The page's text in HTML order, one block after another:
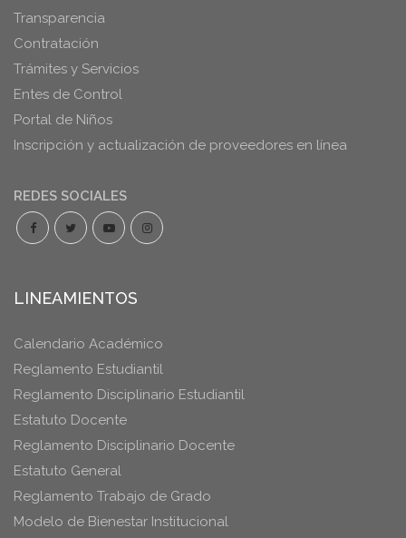
Transparencia
Contratación
Trámites y Servicios
Entes de Control
Portal de Niños
Inscripción y actualización de proveedores en línea
REDES SOCIALES
LINEAMIENTOS
Calendario Académico
Reglamento Estudiantil
Reglamento Disciplinario Estudiantil
Estatuto Docente
Reglamento Disciplinario Docente
Estatuto General
Reglamento Trabajo de Grado
Modelo de Bienestar Institucional